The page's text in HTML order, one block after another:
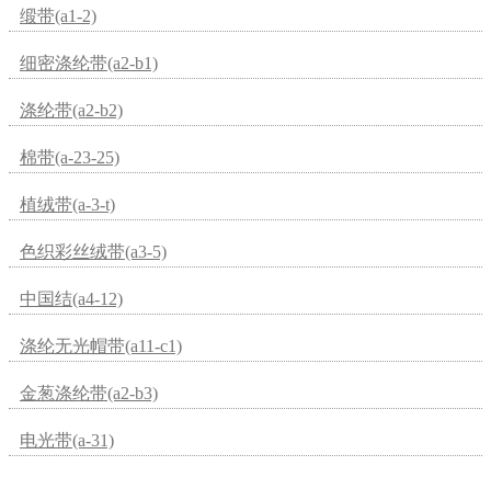
缎带(a1-2)
细密涤纶带(a2-b1)
涤纶带(a2-b2)
棉带(a-23-25)
植绒带(a-3-t)
色织彩丝绒带(a3-5)
中国结(a4-12)
涤纶无光帽带(a11-c1)
金葱涤纶带(a2-b3)
电光带(a-31)